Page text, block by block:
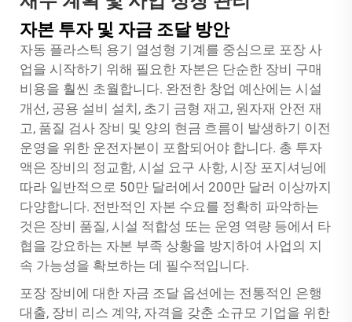
자본 투자 및 자금 조달 방안
자동 플라스틱 용기 열성형 기계를 중심으로 포장 사
업을 시작하기 위해 필요한 자본은 단순한 장비 구매
비용을 훨씬 초월합니다. 완전한 창업 예산에는 시설
개선, 공용 설비 설치, 초기 금형 재고, 원자재 안전 재
고, 품질 검사 장비 및 양의 현금 흐름이 발생하기 이전
운영을 위한 운전자본이 포함되어야 합니다. 총 투자
액은 장비의 정교함, 시설 요구 사항, 시장 포지셔닝에
따라 일반적으로 50만 달러에서 200만 달러 이상까지
다양합니다. 전반적인 자본 수요를 정확히 파악하는
것은 장비 품질, 시설 적합성 또는 운영 역량 등에서 타
협을 강요하는 자본 부족 상황을 방지하여 사업의 지
속 가능성을 확보하는 데 필수적입니다.
포장 장비에 대한 자금 조달 옵션에는 전통적인 은행
대출, 장비 리스 계약, 자격을 갖춘 소규모 기업을 위한